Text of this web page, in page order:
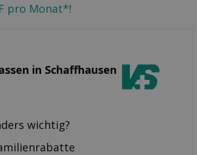
pro Monat*!
in Schaffhausen
wichtig?